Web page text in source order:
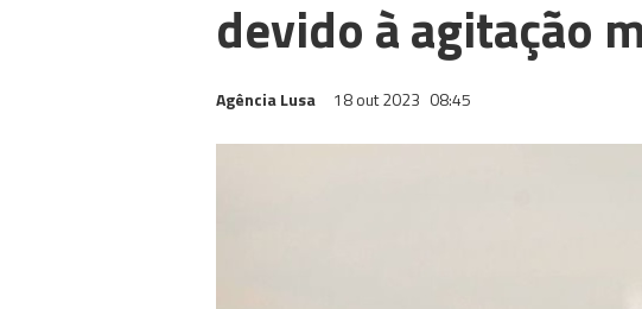
devido à agitação
Agência Lusa 18 out 2023 08:45